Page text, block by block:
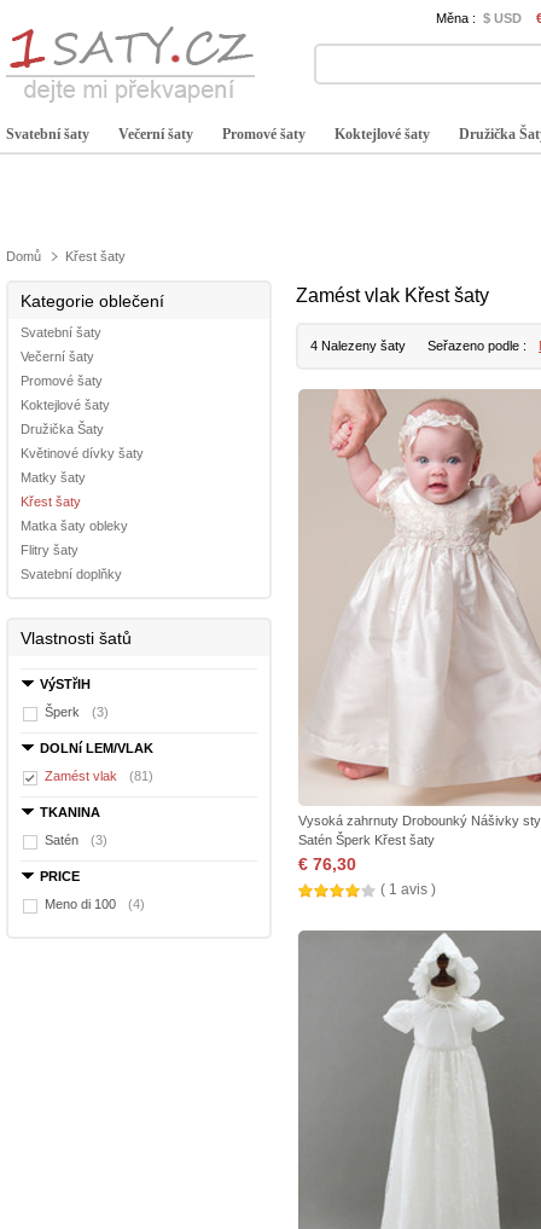
Měna : $ USD
Svatební šaty Večerní šaty Promové šaty Koktejlové šaty Družička
Domů Křest šaty
Kategorie oblečení
Svatební šaty
Večerní šaty
Promové šaty
Koktejlové šaty
Družička Šaty
Květinové dívky šaty
Matky šaty
Křest šaty
Matka šaty obleky
Flitry šaty
Svatební doplňky
Vlastnosti šatů
VýSTřIH
Šperk
(3)
DOLNí LEM/VLAK
Zamést vlak
(81)
TKANINA
Satén
(3)
PRICE
Meno di 100
(4)
Zamést vlak Křest šaty
4 Nalezeny šaty Seřazeno podle :
Vysoká zahrnuty Drobounký Nášivky
Satén Šperk Křest šaty
€ 76,30
( 1 avis )